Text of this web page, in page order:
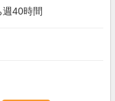
40時間